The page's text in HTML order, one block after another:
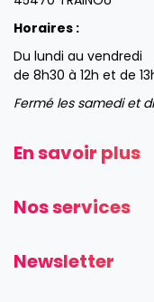
Horaires :
Du lundi au vendredi
de 8h30 à 12h et de
Fermé les samedi et
En savoir plus
Nos services
Newsletter